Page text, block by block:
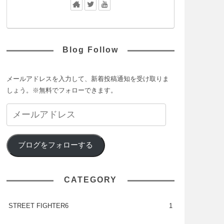
Blog Follow
メールアドレスを入力して、新着投稿通知を受け取りま
しょう。※無料でフォローできます。
ブログをフォローする
CATEGORY
STREET FIGHTER6 1